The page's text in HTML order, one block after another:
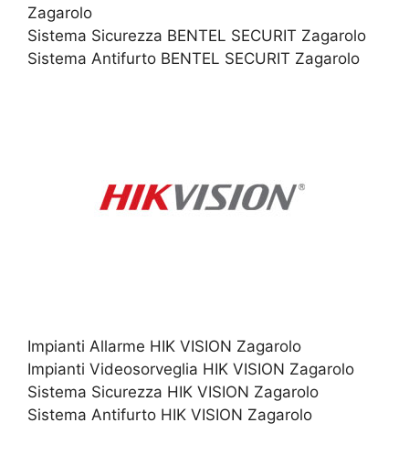
Zagarolo
Sistema Sicurezza BENTEL SECURIT Zagarolo
Sistema Antifurto BENTEL SECURIT Zagarolo
Impianti Allarme HIK VISION Zagarolo
Impianti Videosorveglia HIK VISION Zagarolo
Sistema Sicurezza HIK VISION Zagarolo
Sistema Antifurto HIK VISION Zagarolo